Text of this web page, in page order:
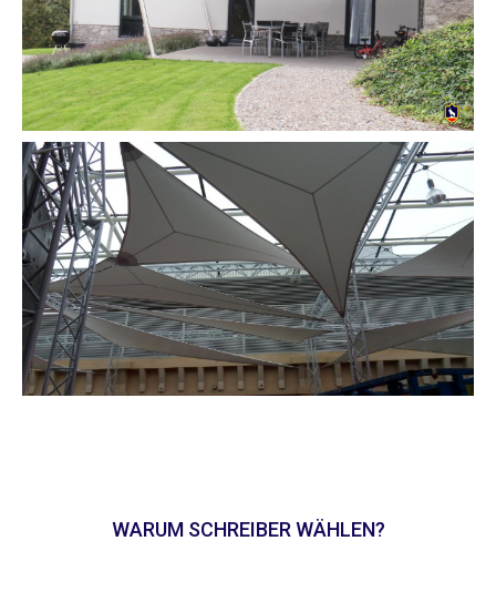
WARUM SCHREIBER WÄHLEN?